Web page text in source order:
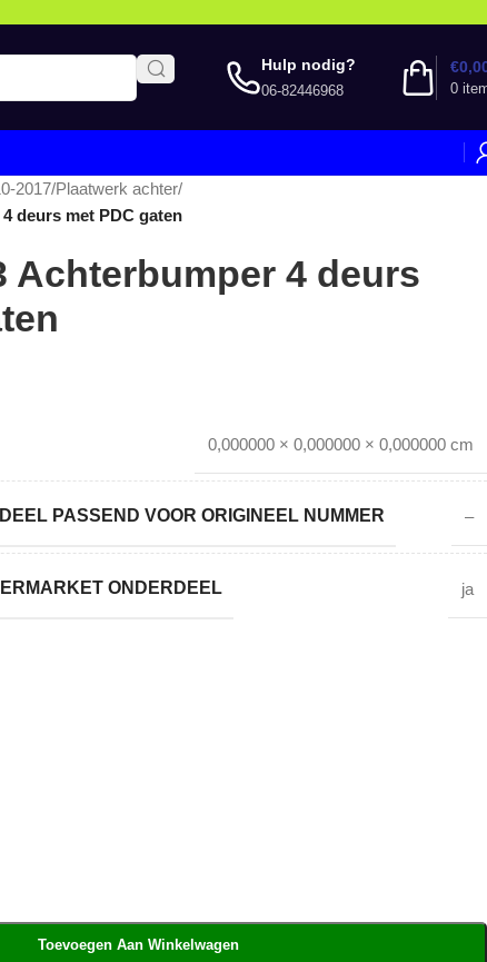
Hulp nodig?
06-82446968 0
€
2017/Plaatwerk achter/
deurs met PDC gaten
Achterbumper 4 deurs
0,000000 × 0,000000 × 0,000000 cm
PASSEND VOOR ORIGINEEL NUMMER –
ONDERDEEL ja
Toevoegen Aan Winkelwagen